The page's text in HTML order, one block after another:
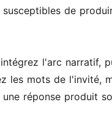
de
l'arc narratif,
les mots de l'invité,
réponse produit